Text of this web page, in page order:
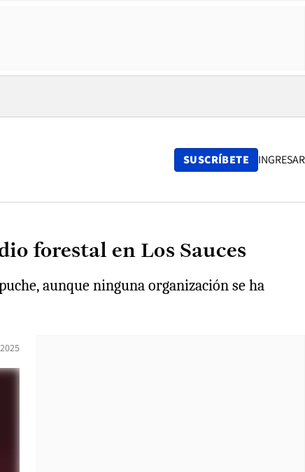
SUSCRÍBETE INGRESAR
forestal en Los Sauces
aunque ninguna organización se ha